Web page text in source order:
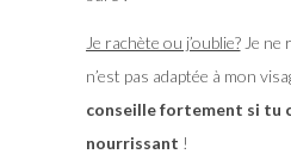
Je rachète ou j’oublie?Je ne
n’est pas adaptée à mon
conseille fortement si tu
nourrissant !